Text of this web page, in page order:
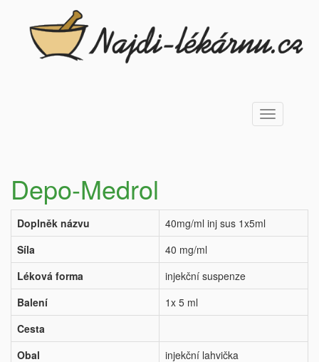
Toggle
navigation
Depo-Medrol
Doplněk názvu
40mg/ml inj sus 1x5ml
Síla
40 mg/ml
Léková forma
injekční suspenze
Balení
1x 5 ml
Cesta
Obal
injekční lahvička